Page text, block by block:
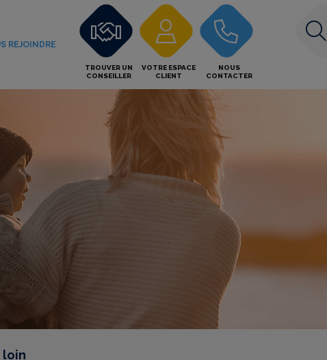
REJOINDRE
TROUVER UN
CONSEILLER
VOTRE ESPACE
CLIENT
NOUS
CONTACTER
loin